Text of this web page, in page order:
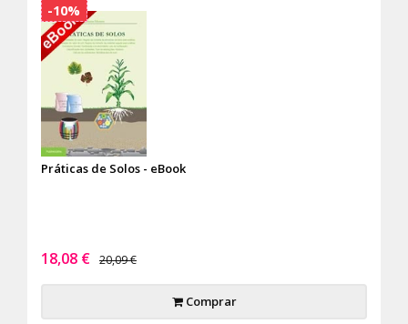
Práticas de Solos - eBook
18,08 € 20,09 €
Comprar
-10%